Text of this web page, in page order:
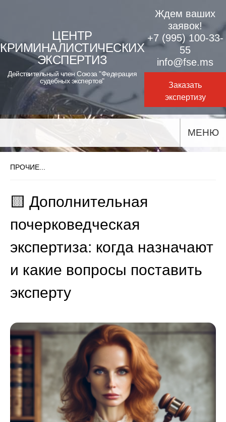
content
ЦЕНТР
КРИМИНАЛИСТИЧЕСКИХ
ЭКСПЕРТИЗ
Действительный член Союза "Федерация
судебных экспертов"
Ждем ваших
заявок!
+7 (995) 100-33-
55
info@fse.ms
Заказать
экспертизу
МЕНЮ
ПРОЧИЕ...
🟨 Дополнительная
почерковедческая
экспертиза: когда назначают
и какие вопросы поставить
эксперту